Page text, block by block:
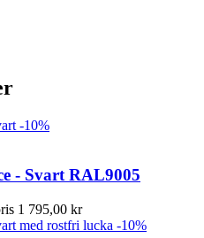
-10%
- Svart RAL9005
1 795,00 kr
-10%